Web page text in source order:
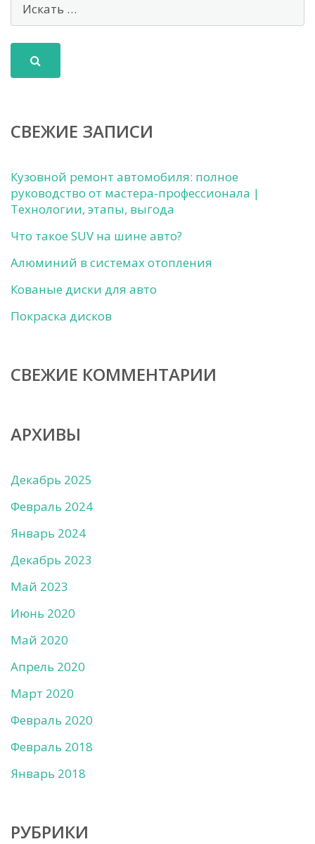
СВЕЖИЕ ЗАПИСИ
Кузовной ремонт автомобиля: полное
руководство от мастера-профессионала |
Технологии, этапы, выгода
Что такое SUV на шине авто?
Алюминий в системах отопления
Кованые диски для авто
Покраска дисков
СВЕЖИЕ КОММЕНТАРИИ
АРХИВЫ
Декабрь 2025
Февраль 2024
Январь 2024
Декабрь 2023
Май 2023
Июнь 2020
Май 2020
Апрель 2020
Март 2020
Февраль 2020
Февраль 2018
Январь 2018
РУБРИКИ